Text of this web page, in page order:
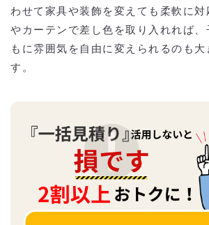
わせて家具や装飾を変えても柔軟に対
やカーテンで差し色を取り入れれば、
もに雰囲気を自由に変えられるのも
す。